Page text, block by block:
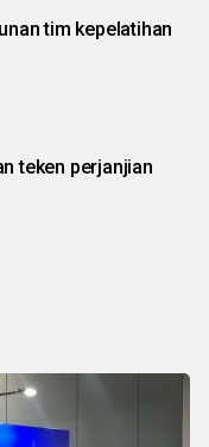
tim kepelatihan
teken perjanjian